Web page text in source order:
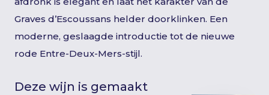
Graves d’Escoussans helder doorklinken. Een
moderne, geslaagde introductie tot de nieuwe
rode Entre-Deux-Mers-stijl.
Deze wijn is gemaakt